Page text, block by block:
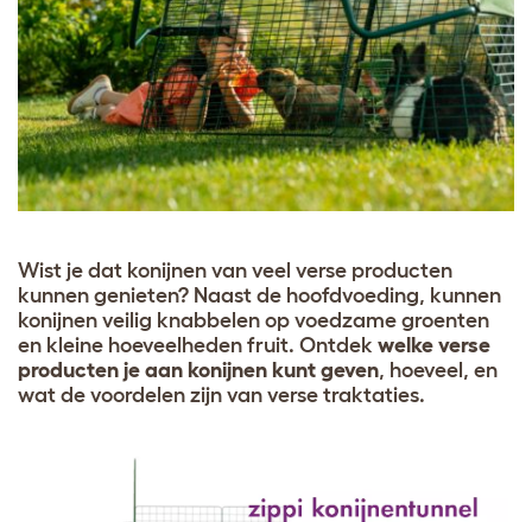
Wist je dat konijnen van veel verse producten
kunnen genieten? Naast de hoofdvoeding, kunnen
konijnen veilig knabbelen op voedzame groenten
en kleine hoeveelheden fruit. Ontdek welke verse
producten je aan konijnen kunt geven, hoeveel, en
wat de voordelen zijn van verse traktaties.